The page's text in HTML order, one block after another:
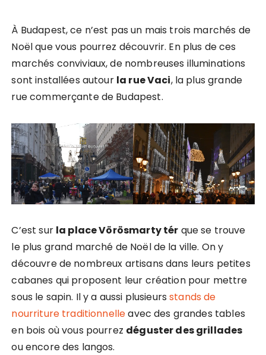
À Budapest, ce n’est pas un mais trois marchés de
Noël que vous pourrez découvrir. En plus de ces
marchés conviviaux, de nombreuses illuminations
sont installées autour la rue Vaci, la plus grande
rue commerçante de Budapest.
C’est sur la place Vörösmarty tér que se trouve
le plus grand marché de Noël de la ville. On y
découvre de nombreux artisans dans leurs petites
cabanes qui proposent leur création pour mettre
sous le sapin. Il y a aussi plusieursstands de
nourriture traditionnelleavec des grandes tables
en bois où vous pourrez déguster des grillades
ou encore des langos.